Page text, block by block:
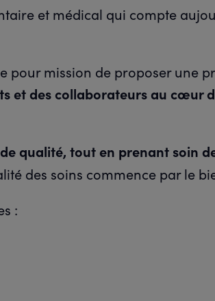
et médical qui compte
pour mission de proposer une
et des collaborateurs au cœur
qualité, tout en prenant soin
des soins commence par le
: